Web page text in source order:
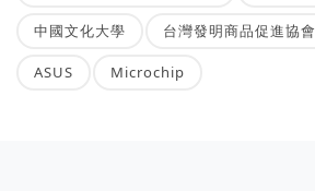
中國文化大學 台灣發明商品促進協會
ASUS Microchip